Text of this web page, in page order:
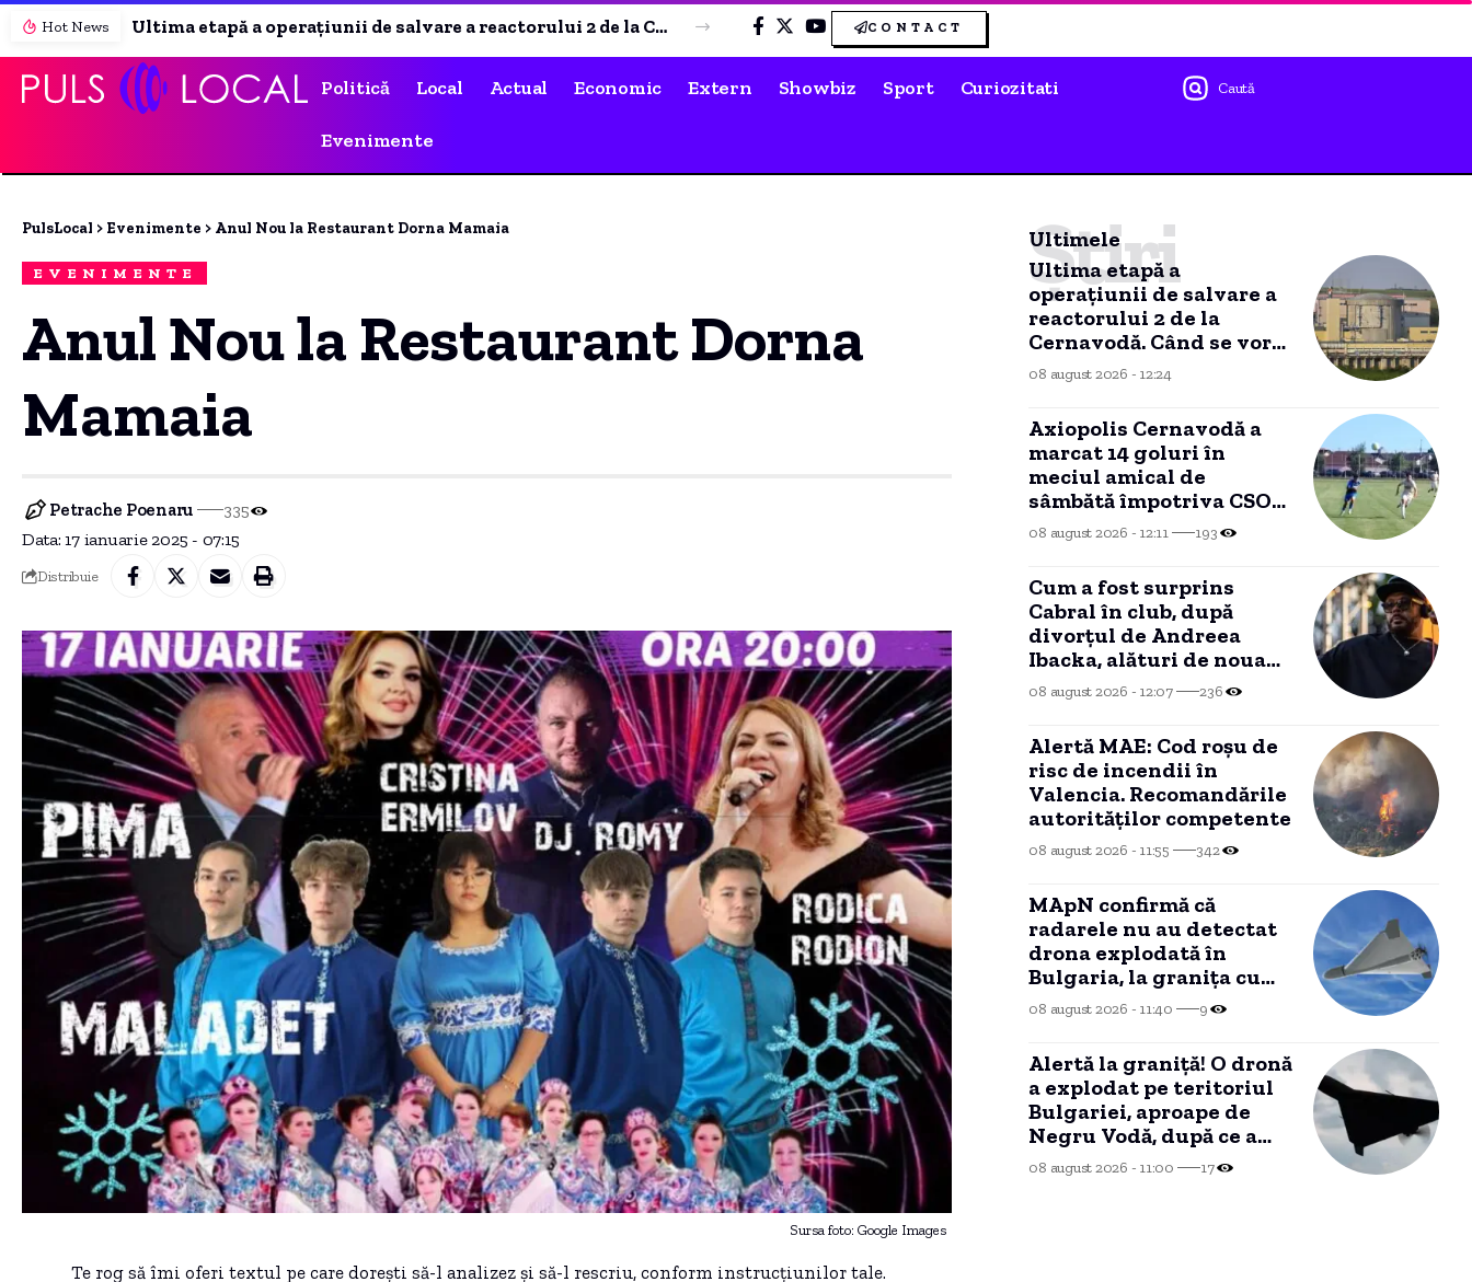
Hot News
Ultima etapă a operațiunii de salvare a reactorului 2 de la Cernavodă. Când se vor vedea efectele scufundării barjelor în Dunăre. Axiopolis Cernavodă a marcat 14 goluri în meciul amical de sâmbătă împotriva CSO Murfatlar CONTACT
Politică Local Actual Economic Extern Showbiz Sport Curiozitati
Evenimente
Caută
PulsLocal > Evenimente > Anul Nou la Restaurant Dorna Mamaia
EVENIMENTE
Anul Nou la Restaurant Dorna
Mamaia
Data: 17 ianuarie 2025 - 07:15
Petrache Poenaru 335
Distribuie
Sursa foto: Google Images
Te rog să îmi oferi textul pe care dorești să-l analizez și să-l rescriu, conform instrucțiunilor tale.
Ultimele
Știri
Ultima etapă a
operațiunii de salvare a
reactorului 2 de la
Cernavodă. Când se vor
vedea efectele
scufundării barjelor în
08 august 2026 - 12:24
Axiopolis Cernavodă a
marcat 14 goluri în
meciul amical de
sâmbătă împotriva CSO
Murfatlar
08 august 2026 - 12:11 193
Cum a fost surprins
Cabral în club, după
divorțul de Andreea
Ibacka, alături de noua
iubită.
08 august 2026 - 12:07 236
Alertă MAE: Cod roșu de
risc de incendii în
Valencia. Recomandările
autorităților competente
08 august 2026 - 11:55 342
MApN confirmă că
radarele nu au detectat
drona explodată în
Bulgaria, la granița cu
România
08 august 2026 - 11:40 9
Alertă la graniță! O dronă
a explodat pe teritoriul
Bulgariei, aproape de
Negru Vodă, după ce a
trecut prin România.
08 august 2026 - 11:00 17